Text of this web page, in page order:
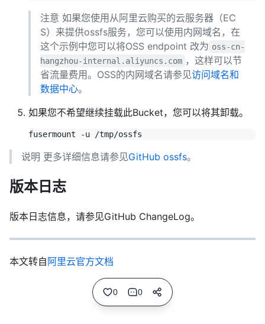
注意 如果您使用从阿里云购买的云服务器（EC
S）来提供ossfs服务，您可以使用内网域名，在
这个示例中您可以将OSS endpoint 改为 oss-cn-
hangzhou-internal.aliyuncs.com ，这样可以节
省流量费用。OSS的内网域名请参见访问域名和
数据中心。
如果您不希望继续挂载此Bucket，您可以将其卸载。
说明 更多详细信息请参见GitHub ossfs。
版本日志
版本日志信息，请参见GitHub ChangeLog。
本文转自 阿里云官方文档
0 0